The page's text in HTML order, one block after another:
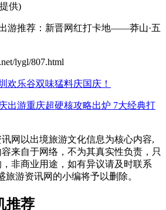
供)
游推荐：新晋网红打卡地——莽山·五
lygl/807.html
欢乐谷双味猛料庆国庆！
出游重庆超硬核攻略出炉 7大经典打
网以出境旅游文化信息为核心内容,
来自于网络，不为其真实性负责，只
非商业用途，如有异议请及时联系
旅游资讯网的小编将予以删除。
推荐